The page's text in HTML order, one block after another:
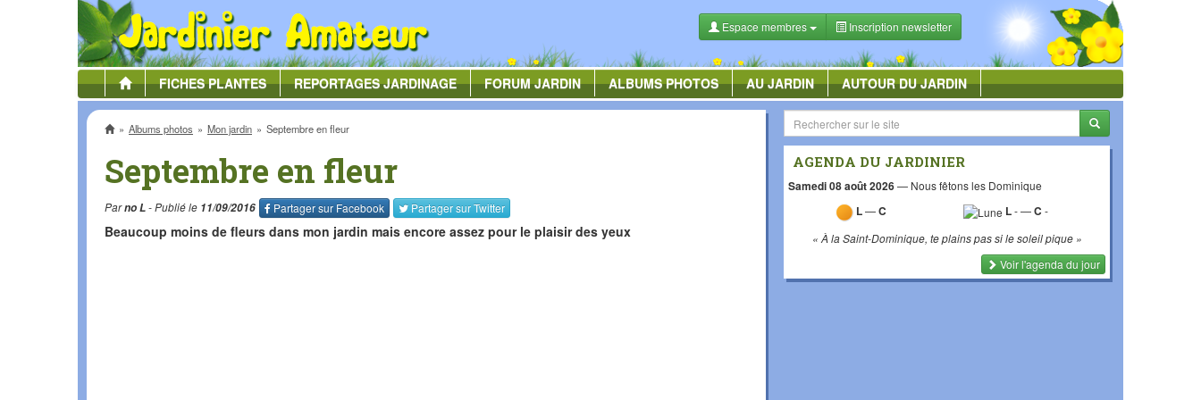
Espace membres Inscription newsletter
FICHESPLANTES REPORTAGESJARDINAGE FORUMJARDIN ALBUMSPHOTOS AU JARDIN AUTOUR DU JARDIN
AccueilAlbums photos Mon jardin Septembre en fleur
Septembre en fleur
Parno L- Publié le 11/09/2016 Partager sur Facebook Partager surTwitter
Beaucoup moins de fleurs dans mon jardin mais encore assez pour le plaisir des yeux
AGENDA DU JARDINIER
Samedi 08 août 2026— Nous fêtons les Dominique
L—C L-—C-
« À la Saint-Dominique, te plains pas si le soleil pique »
Voir l'agenda du jour